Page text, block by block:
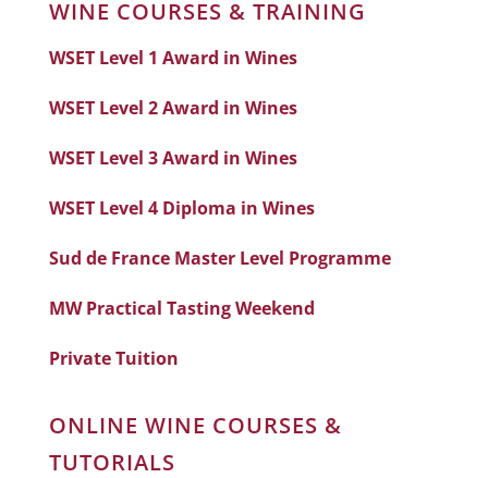
WINE COURSES & TRAINING
WSET Level 1 Award in Wines
WSET Level 2 Award in Wines
WSET Level 3 Award in Wines
WSET Level 4 Diploma in Wines
Sud de France Master Level Programme
MW Practical Tasting Weekend
Private Tuition
ONLINE WINE COURSES &
TUTORIALS